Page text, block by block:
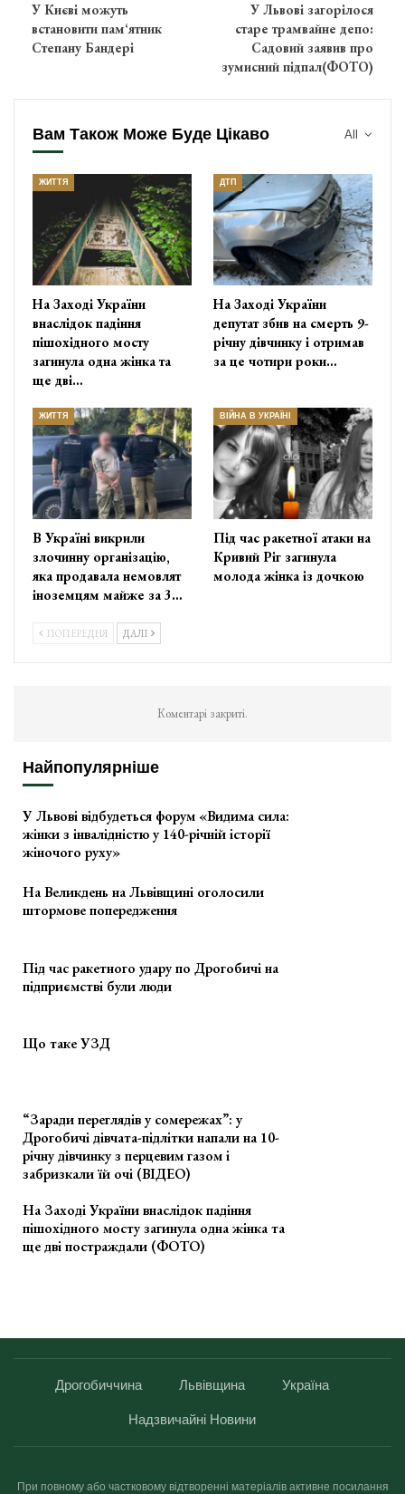
У Києві можуть
встановити пам‘ятник
Степану Бандері
У Львові загорілося
старе трамвайне депо:
Садовий заявив про
зумисний підпал(ФОТО)
All
Вам Також Може Буде Цікаво
ЖИТТЯ
На Заході України
внаслідок падіння
пішохідного мосту
загинула одна жінка та
ще дві…
ДТП
На Заході України
депутат збив на смерть 9-
річну дівчинку і отримав
за це чотири роки…
ЖИТТЯ
В Україні викрили
злочинну організацію,
яка продавала немовлят
іноземцям майже за 3…
ВІЙНА В УКРАЇНІ
Під час ракетної атаки на
Кривий Ріг загинула
молода жінка із дочкою
ПОПЕРЕДНЯ ДАЛІ
Коментарі закриті.
Найпопулярніше
У Львові відбудеться форум «Видима сила:
жінки з інвалідністю у 140-річній історії
жіночого руху»
На Великдень на Львівщині оголосили
штормове попередження
Під час ракетного удару по Дрогобичі на
підприємстві були люди
Що таке УЗД
“Заради переглядів у сомережах”: у
Дрогобичі дівчата-підлітки напали на 10-
річну дівчинку з перцевим газом і
забризкали їй очі (ВІДЕО)
На Заході України внаслідок падіння
пішохідного мосту загинула одна жінка та
ще дві постраждали (ФОТО)
Дрогобиччина Львівщина Україна
Надзвичайні Новини
При повному або частковому відтворенні матеріалів активне посилання